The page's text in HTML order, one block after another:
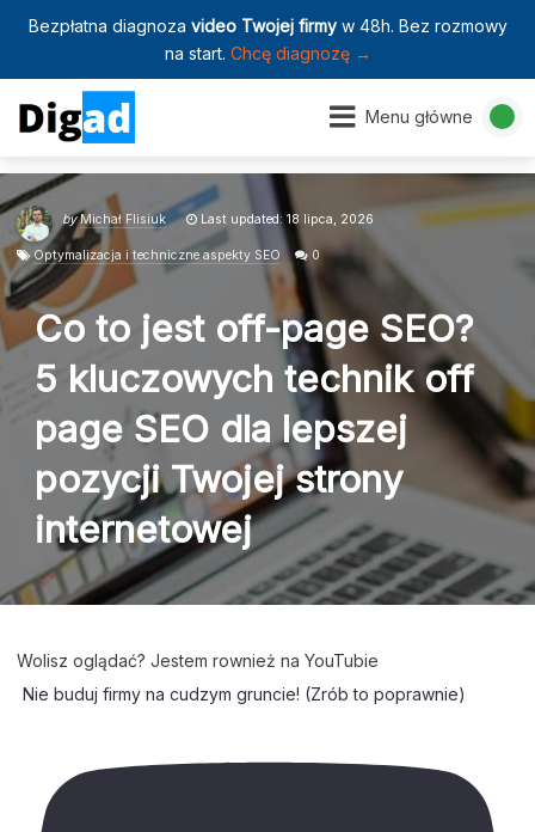
Bezpłatna diagnoza video Twojej firmyw 48h. Bez rozmowy
na start. Chcę diagnozę →
Menu główne
by Michał Flisiuk Last updated: 18 lipca, 2026
Optymalizacja i techniczne aspekty SEO 0
Co to jest off-page SEO?
5 kluczowych technik off
page SEO dla lepszej
pozycji Twojej strony
internetowej
Wolisz oglądać? Jestem rownież na YouTubie
Nie buduj firmy na cudzym gruncie! (Zrób to poprawnie)